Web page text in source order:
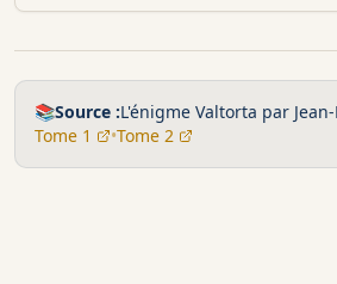
📚Source :L'énigme Valtorta par
Tome 1
•Tome 2